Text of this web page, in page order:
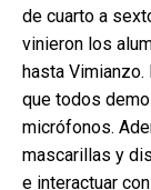
de cuarto a
vinieron los
hasta
que todos
micrófonos.
mascarillas y
e interactuar